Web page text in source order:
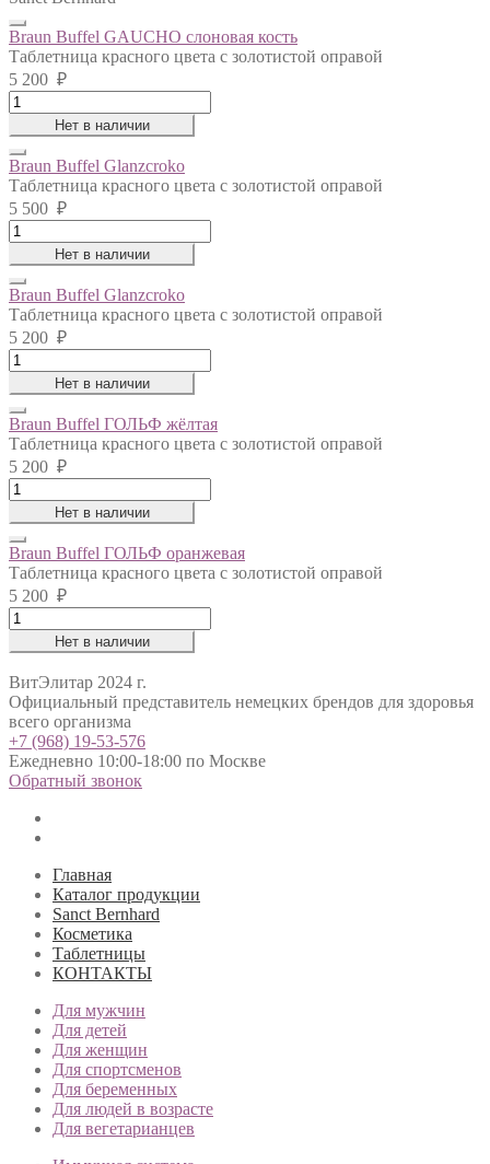
Braun Buffel GAUCHO слоновая кость
Таблетница красного цвета с золотистой оправой
5 200 ₽
Braun
Buffel
GAUCHO
слоновая
кость
quantity
Нет в наличии
Braun Buffel Glanzcroko
Таблетница красного цвета с золотистой оправой
5 500 ₽
Braun
Buffel
Glanzcroko
quantity
Нет в наличии
Braun Buffel Glanzcroko
Таблетница красного цвета с золотистой оправой
5 200 ₽
Braun
Buffel
Glanzcroko
quantity
Нет в наличии
Braun Buffel ГОЛЬФ жёлтая
Таблетница красного цвета с золотистой оправой
5 200 ₽
Braun
Buffel
ГОЛЬФ
жёлтая
quantity
Нет в наличии
Braun Buffel ГОЛЬФ оранжевая
Таблетница красного цвета с золотистой оправой
5 200 ₽
Braun
Buffel
ГОЛЬФ
оранжевая
quantity
Нет в наличии
ВитЭлитар 2024 г.
Официальный представитель немецких брендов для здоровья
всего организма
+7 (968) 19-53-576
Ежедневно 10:00-18:00 по Москве
Обратный звонок
Главная
Каталог продукции
Sanct Bernhard
Косметика
Таблетницы
КОНТАКТЫ
Для мужчин
Для детей
Для женщин
Для спортсменов
Для беременных
Для людей в возрасте
Для вегетарианцев